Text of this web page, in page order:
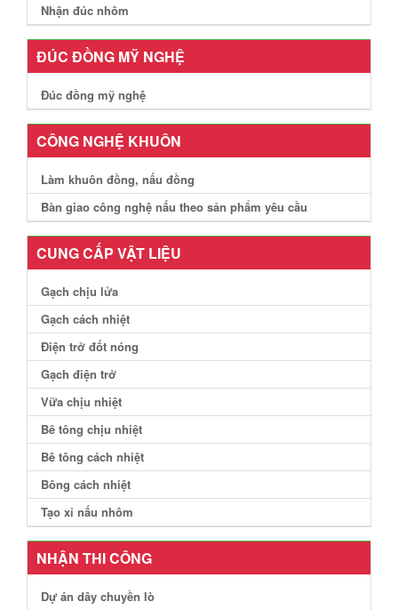
Nhận đúc nhôm
ĐÚC ĐỒNG MỸ NGHỆ
Đúc đồng mỹ nghệ
CÔNG NGHỆ KHUÔN
Làm khuôn đồng, nấu đồng
Bàn giao công nghệ nấu theo sản phẩm yêu cầu
CUNG CẤP VẬT LIỆU
Gạch chịu lửa
Gạch cách nhiệt
Điện trở đốt nóng
Gạch điện trở
Vữa chịu nhiệt
Bê tông chịu nhiệt
Bê tông cách nhiệt
Bông cách nhiệt
Tạo xỉ nấu nhôm
NHẬN THI CÔNG
Dự án dây chuyền lò